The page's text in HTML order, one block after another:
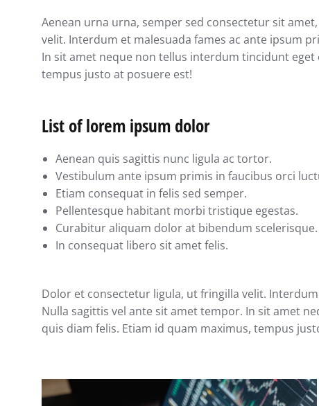
Aenean urna urna, semper sed consectetur sit
velit. Interdum et malesuada fames ac ante ipsum
In sit amet neque non tellus interdum tincidunt
tempus justo at posuere est!
List of lorem ipsum dolor
Aenean quis sagittis nunc ligula ac tortor.
Vestibulum ante ipsum primis in faucibus orci
Etiam consequat in felis sed semper.
Pellentesque habitant morbi tristique egestas.
Curabitur aliquam dolor at bibendum scelerisque.
In consequat libero sit amet felis.
Dolor et consectetur ligula, ut fringilla velit.
Nulla sagittis vel ante sit amet tempor. In sit amet
quis diam felis. Etiam id quam maximus, tempus